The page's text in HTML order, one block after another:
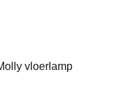
vloerlamp